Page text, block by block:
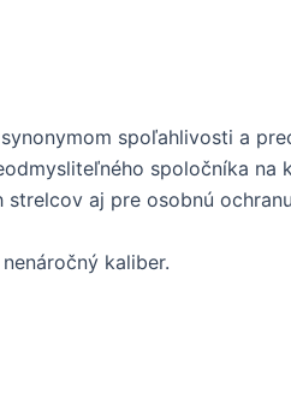
spoľahlivosti a
spoločníka na
aj pre osobnú
kaliber.